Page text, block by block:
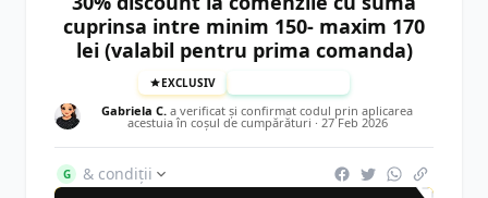
cuprinsa intre minim 150- maxim 170
lei (valabil pentru prima comanda)
EXCLUSIV
Gabriela C. a verificat și confirmat codul prin aplicarea
acestuia în coșul de cumpărături · 27 Feb 2026
G
& condiții